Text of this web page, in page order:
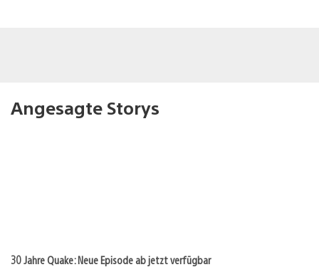
Angesagte Storys
30 Jahre Quake: Neue Episode ab jetzt verfügbar